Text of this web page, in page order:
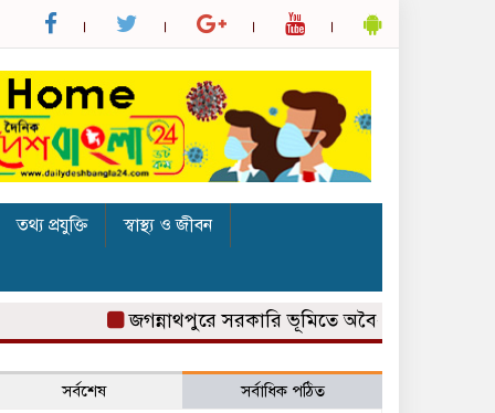
তথ্য প্রযুক্তি
স্বাস্থ্য ও জীবন
জগন্নাথপুরে সরকারি ভূমিতে অবৈধভাবে সানলাইট
সর্বশেষ সর্বাধিক পঠিত